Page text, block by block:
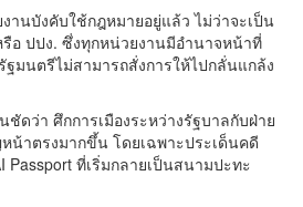
านบังคับใช้กฎหมายอยู่แล้ว ไม่ว่าจะเป็น
อ ปปง. ซึ่งทุกหน่วยงานมีอำนาจหน้าที่
มนตรีไม่สามารถสั่งการให้ไปกลั่นแกล้ง
ดว่า ศึกการเมืองระหว่างรัฐบาลกับฝ่าย
น้าตรงมากขึ้น โดยเฉพาะประเด็นคดี
Passport ที่เริ่มกลายเป็นสนามปะทะ